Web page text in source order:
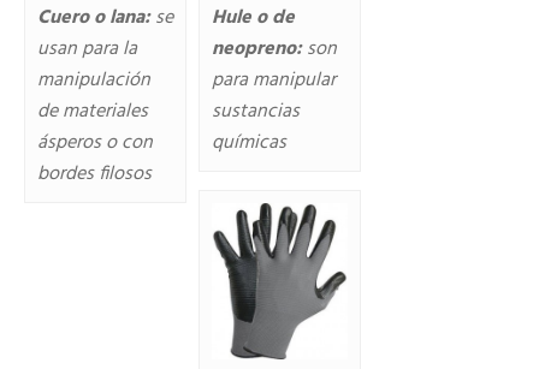
Cuero o lana:se
usan para la
manipulación
de materiales
ásperos o con
bordes filosos
Hule o de
neopreno:son
para manipular
sustancias
químicas